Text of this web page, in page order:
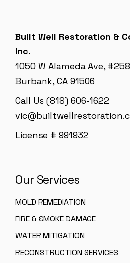
Built Well Restoration &
Inc.
1050 W Alameda Ave, #258
Burbank, CA 91506
Call Us (818) 606-1622
License # 991932
Our Services
MOLD REMEDIATION
FIRE & SMOKE DAMAGE
WATER MITIGATION
RECONSTRUCTION SERVICES